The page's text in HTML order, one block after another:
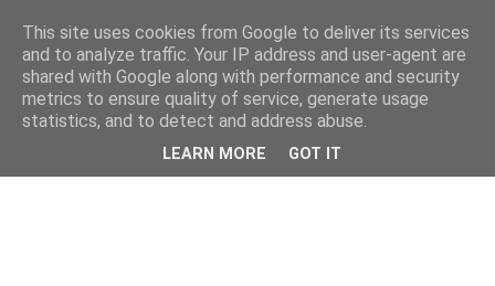
This site uses cookies from Google to deliver its services
and to analyze traffic. Your IP address and user-agent are
shared with Google along with performance and security
metrics to ensure quality of service, generate usage
statistics, and to detect and address abuse.
LEARN MORE GOT IT